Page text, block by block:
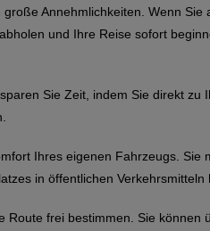
Annehmlichkeiten. Wenn Sie
und Ihre Reise sofort
Sie Zeit, indem Sie direkt zu
Ihres eigenen Fahrzeugs. Sie
in öffentlichen Verkehrsmitteln
Route frei bestimmen. Sie können